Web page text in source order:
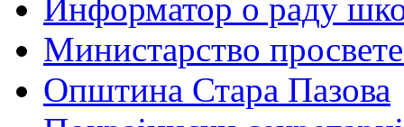
Информатор о раду
Министарство
Општина Стара Пазова